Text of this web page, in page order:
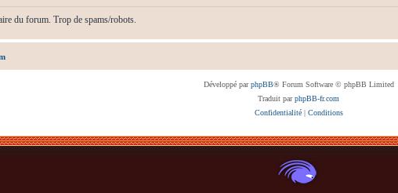
du forum. Trop de spams/robots.
Développé parphpBB® Forum Software © phpBB Limited
Traduit parphpBB-fr.com
Confidentialité| Conditions